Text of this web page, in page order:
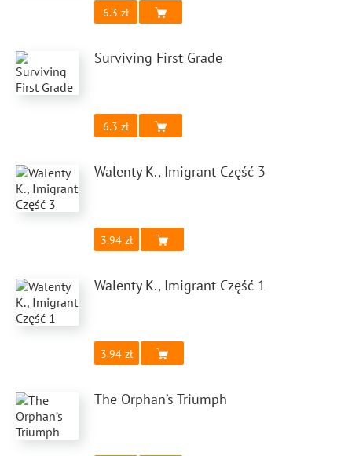
6.3
Surviving First Grade
6.3
Walenty K., Imigrant Część 3
3.94
Walenty K., Imigrant Część 1
3.94
The Orphan’s Triumph